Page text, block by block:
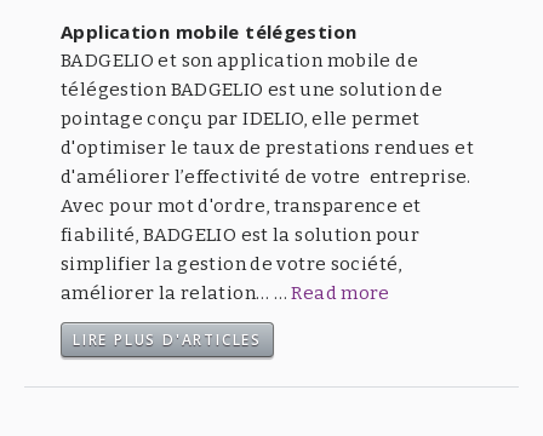
Application mobile télégestion
BADGELIO et son application mobile de
télégestion BADGELIO est une solution de
pointage conçu par IDELIO, elle permet
d'optimiser le taux de prestations rendues et
d'améliorer l’effectivité de votre entreprise.
Avec pour mot d'ordre, transparence et
fiabilité, BADGELIO est la solution pour
simplifier la gestion de votre société,
améliorer la relation… …Read more
LIRE PLUS D'ARTICLES